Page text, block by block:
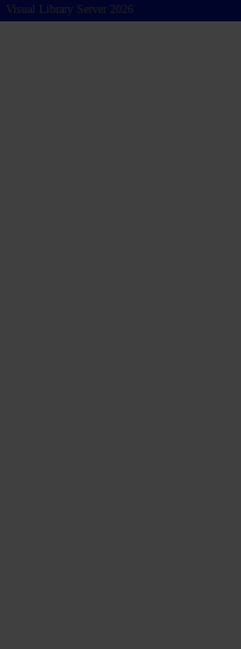
Visual Library Server 2026